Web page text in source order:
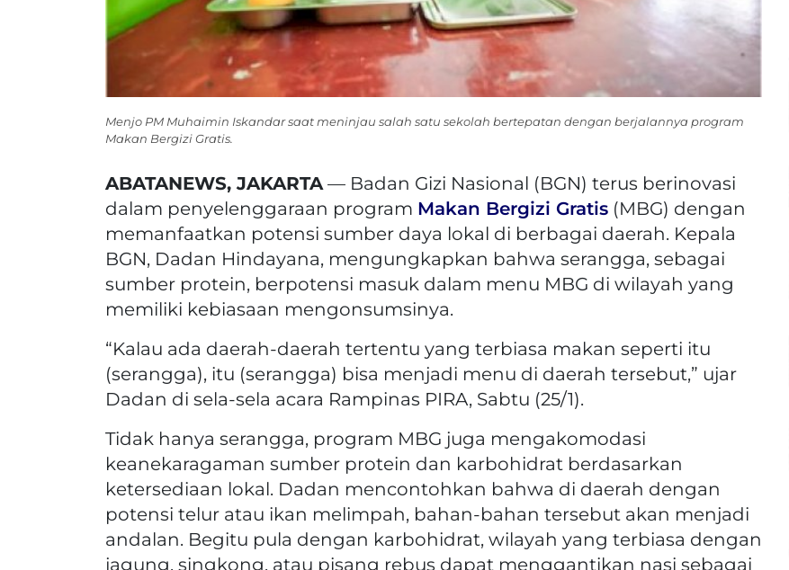
Menjo PM Muhaimin Iskandar saat meninjau salah satu sekolah bertepatan dengan berjalannya program
Makan Bergizi Gratis.
ABATANEWS, JAKARTA — Badan Gizi Nasional (BGN) terus berinovasi
dalam penyelenggaraan program Makan Bergizi Gratis (MBG) dengan
memanfaatkan potensi sumber daya lokal di berbagai daerah. Kepala
BGN, Dadan Hindayana, mengungkapkan bahwa serangga, sebagai
sumber protein, berpotensi masuk dalam menu MBG di wilayah yang
memiliki kebiasaan mengonsumsinya.
“Kalau ada daerah-daerah tertentu yang terbiasa makan seperti itu
(serangga), itu (serangga) bisa menjadi menu di daerah tersebut,” ujar
Dadan di sela-sela acara Rampinas PIRA, Sabtu (25/1).
Tidak hanya serangga, program MBG juga mengakomodasi
keanekaragaman sumber protein dan karbohidrat berdasarkan
ketersediaan lokal. Dadan mencontohkan bahwa di daerah dengan
potensi telur atau ikan melimpah, bahan-bahan tersebut akan menjadi
andalan. Begitu pula dengan karbohidrat, wilayah yang terbiasa dengan
jagung, singkong, atau pisang rebus dapat menggantikan nasi sebagai